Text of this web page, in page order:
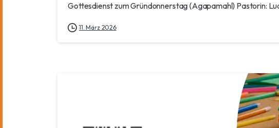
Gottesdienst zum Gründonnerstag (Agapamahl) Pastorin:
11. März 2026